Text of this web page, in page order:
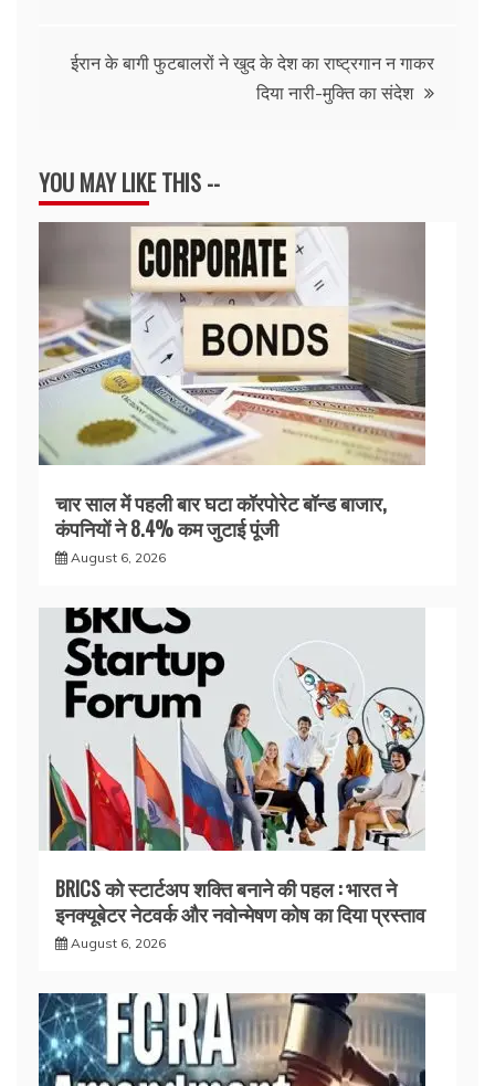
ईरान के बागी फुटबालरों ने खुद के देश का राष्ट्रगान न गाकर
दिया नारी-मुक्ति का संदेश
YOU MAY LIKE THIS --
चार साल में पहली बार घटा कॉरपोरेट बॉन्ड बाजार,
कंपनियों ने 8.4% कम जुटाई पूंजी
August 6, 2026
BRICS को स्टार्टअप शक्ति बनाने की पहल : भारत ने
इनक्यूबेटर नेटवर्क और नवोन्मेषण कोष का दिया प्रस्ताव
August 6, 2026